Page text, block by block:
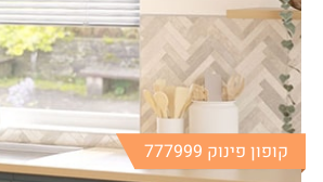
קופון פינוק 777999